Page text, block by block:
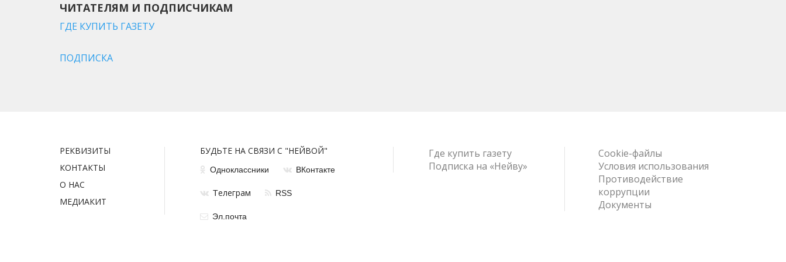
ЧИТАТЕЛЯМ И ПОДПИСЧИКАМ
ГДЕ КУПИТЬ ГАЗЕТУ
ПОДПИСКА
РЕКВИЗИТЫ
КОНТАКТЫ
О НАС
МЕДИАКИТ
БУДЬТЕ НА СВЯЗИ С "НЕЙВОЙ"
Одноклассники ВКонтакте
Телеграм RSS
Эл.почта
Где купить газету
Подписка на «Нейву»
Cookie-файлы
Условия использования
Противодействие
коррупции
Документы